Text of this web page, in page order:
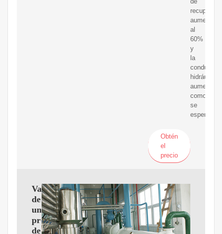
aumentó
al
60%
y
la
hidráulica
aumentó
como
se
esperaba.
Obtén
el
precio
Valoración
de
un
proyecto
de